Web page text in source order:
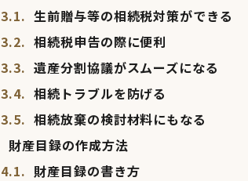
3.1. 生前贈与等の相続税対策ができる
3.2. 相続税申告の際に便利
3.3. 遺産分割協議がスムーズになる
3.4. 相続トラブルを防げる
3.5. 相続放棄の検討材料にもなる
財産目録の作成方法
4.1. 財産目録の書き方